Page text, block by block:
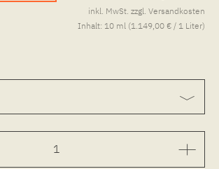
inkl. MwSt. zzgl. Versandkosten
Inhalt: 10 ml (1.149,00 € / 1 Liter)